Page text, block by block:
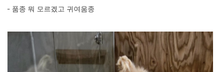
- 품종 뭐 모르겠고 귀여움종